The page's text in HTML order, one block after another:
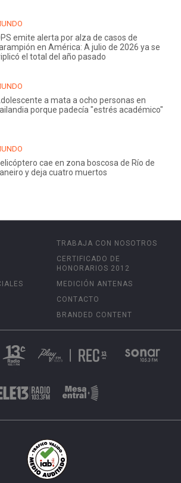
emite alerta por alza de casos de
en América: A julio de 2026 ya se
el total del año pasado
a mata a ocho personas en
porque padecía "estrés académico"
cae en zona boscosa de Río de
y deja cuatro muertos
TRABAJA CON NOSOTROS
CERTIFICADO DE
HONORARIOS 2012
MEDICIÓN ANTENAS
CONTACTO
BRANDED CONTENT